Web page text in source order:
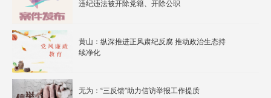
违纪违法被开除党籍、开除公职
黄山：纵深推进正风肃纪反腐 推动政治生态持
续净化
无为：“三反馈”助力信访举报工作提质